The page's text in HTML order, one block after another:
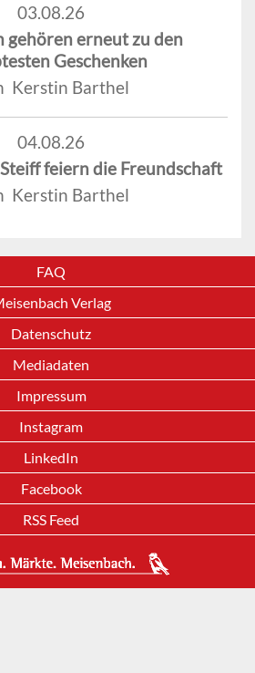
03.08.26
gehören erneut zu den
Geschenken
Kerstin Barthel
04.08.26
feiern die Freundschaft
Kerstin Barthel
FAQ
Verlag
Datenschutz
Mediadaten
Impressum
Instagram
LinkedIn
Facebook
RSS Feed